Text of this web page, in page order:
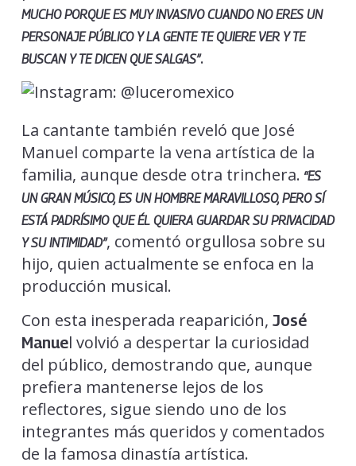
MUCHO PORQUE ES MUY INVASIVO CUANDO NO ERES UN
PERSONAJE PÚBLICO Y LA GENTE TE QUIERE VER Y TE
BUSCAN Y TE DICEN QUE SALGAS”.
La cantante también reveló que José
Manuel comparte la vena artística de la
familia, aunque desde otra trinchera. “ES
UN GRAN MÚSICO, ES UN HOMBRE MARAVILLOSO, PERO SÍ
ESTÁ PADRÍSIMO QUE ÉL QUIERA GUARDAR SU PRIVACIDAD
Y SU INTIMIDAD”, comentó orgullosa sobre su
hijo, quien actualmente se enfoca en la
producción musical.
Con esta inesperada reaparición, José
Manuel volvió a despertar la curiosidad
del público, demostrando que, aunque
prefiera mantenerse lejos de los
reflectores, sigue siendo uno de los
integrantes más queridos y comentados
de la famosa dinastía artística.